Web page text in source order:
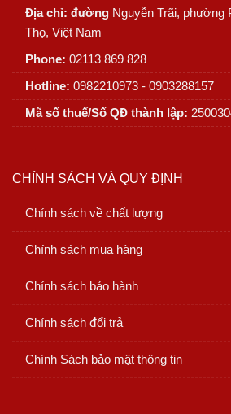
Địa chỉ: đường Nguyễn Trãi, phường
Thọ, Việt Nam
Phone: 02113 869 828
Hotline: 0982210973 - 0903288157
Mã số thuế/Số QĐ thành lập:
CHÍNH SÁCH VÀ QUY ĐỊNH
Chính sách về chất lượng
Chính sách mua hàng
Chính sách bảo hành
Chính sách đổi trả
Chính Sách bảo mật thông tin